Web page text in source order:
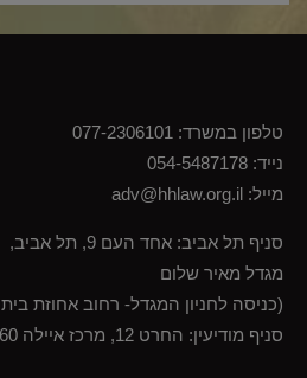
טלפון במשרד: 077-2306101
נייד: 054-5487178
מייל: adv@hhlaw.org.il
סניף תל אביב: אחד העם 9, תל אביב,
מגדל מאיר שלום
(כניסה לחניון המגדל- רחוב אחוזת בית 5)
סניף מודיעין: החרט 12, מרכז איילה 360